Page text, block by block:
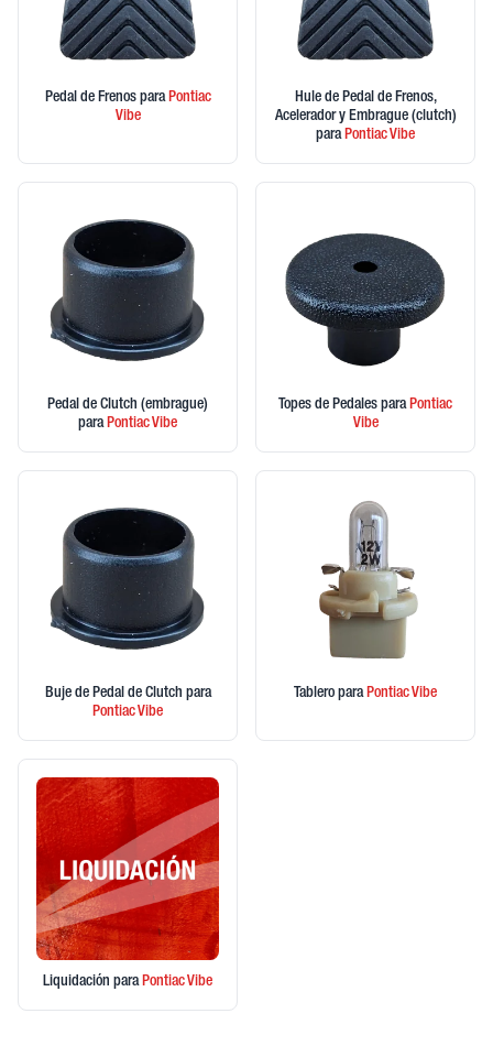
Pedal de Frenos paraPontiac
Vibe
Hule de Pedal de Frenos,
Acelerador y Embrague (clutch)
paraPontiacVibe
Pedal de Clutch (embrague)
paraPontiacVibe
Topes de Pedales paraPontiac
Vibe
Buje de Pedal de Clutch para
PontiacVibe
Tablero paraPontiacVibe
Liquidación paraPontiacVibe